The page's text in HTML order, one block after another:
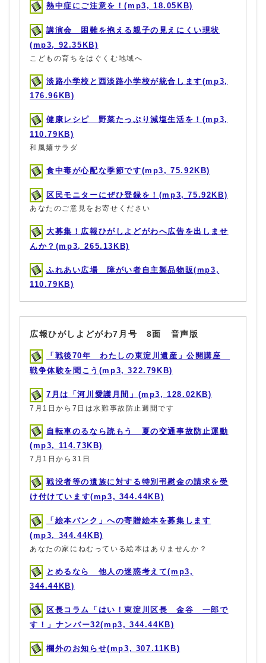
熱中症にご注意を！(mp3, 18.05KB)
講演会 困難を抱える親子の見えにくい現状
(mp3, 92.35KB)
こどもの育ちをはぐくむ地域へ
淡路小学校と西淡路小学校が統合します(mp3,
176.96KB)
健康レシピ 野菜たっぷり減塩生活を！(mp3,
110.79KB)
和風麺サラダ
食中毒が心配な季節です(mp3, 75.92KB)
区民モニターにぜひ登録を！(mp3, 75.92KB)
あなたのご意見をお寄せください
大募集！広報ひがしよどがわへ広告を出しませ
んか？(mp3, 265.13KB)
ふれあい広場 障がい者自主製品物販(mp3,
110.79KB)
広報ひがしよどがわ7月号 8面 音声版
「戦後70年 わたしの東淀川遺産」公開講座
戦争体験を聞こう(mp3, 322.79KB)
7月は「河川愛護月間」(mp3, 128.02KB)
7月1日から7日は水難事故防止週間です
自転車のるなら読もう 夏の交通事故防止運動
(mp3, 114.73KB)
7月1日から31日
戦没者等の遺族に対する特別弔慰金の請求を受
け付けています(mp3, 344.44KB)
「絵本バンク」への寄贈絵本を募集します
(mp3, 344.44KB)
あなたの家にねむっている絵本はありませんか？
とめるなら 他人の迷惑考えて(mp3,
344.44KB)
区長コラム「はい！東淀川区長 金谷 一郎で
す！」ナンバー32(mp3, 344.44KB)
欄外のお知らせ(mp3, 307.11KB)